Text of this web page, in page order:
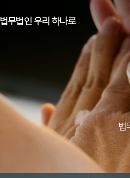
법무법인 우리 하나로
법